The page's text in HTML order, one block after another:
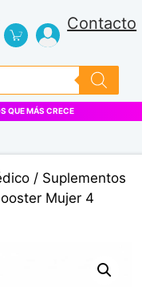
Contacto
QUE MÁS CRECE
/ Suplementos
Mujer 4